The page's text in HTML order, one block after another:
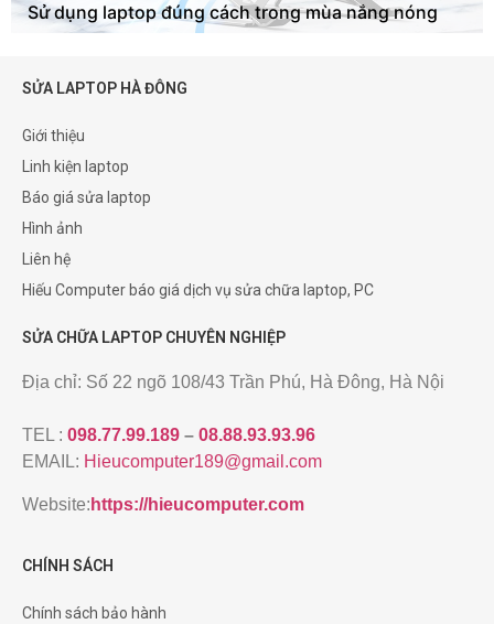
Sử dụng laptop đúng cách trong mùa nắng nóng
SỬA LAPTOP HÀ ĐÔNG
Giới thiệu
Linh kiện laptop
Báo giá sửa laptop
Hình ảnh
Liên hệ
Hiếu Computer báo giá dịch vụ sửa chữa laptop, PC
SỬA CHỮA LAPTOP CHUYÊN NGHIỆP
Địa chỉ: Số 22 ngõ 108/43 Trần Phú, Hà Đông, Hà Nội
TEL : 098.77.99.189 – 08.88.93.93.96
EMAIL: Hieucomputer189@gmail.com
Website: https://hieucomputer.com
CHÍNH SÁCH
Chính sách bảo hành